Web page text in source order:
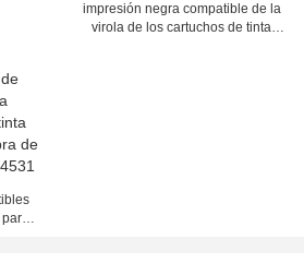
impresión negra compatible de la
virola de los cartuchos de tinta